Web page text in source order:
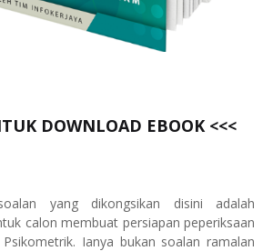
DOWNLOAD EBOOK <<<
yang dikongsikan disini adalah
calon membuat persiapan peperiksaan
Ianya bukan soalan ramalan